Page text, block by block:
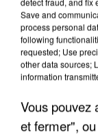
Save and
process personal
following
requested; Use
other data sources;
information
Vous pouvez
et fermer",